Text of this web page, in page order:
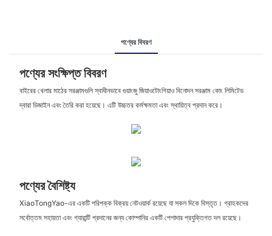
পণ্যের বিবরণ
পণ্যের সংক্ষিপ্ত বিবরণ
বাইরের খেলার মাঠের সরঞ্জামগুলি স্বাধীনভাবে গুয়াংজু জিয়াওটোংগিয়াও বিনোদন সরঞ্জাম কোং লিমিটেড
দ্বারা ডিজাইন এবং তৈরি করা হয়েছে। এটি উচ্চতর কর্মক্ষমতা এবং স্থায়িত্ব প্রদান করে।
পণ্যের বৈশিষ্ট্য
XiaoTongYao-এর একটি পরিপক্ক বিক্রয় নেটওয়ার্ক রয়েছে যা সকল দিকে বিস্তৃত। গ্রাহকদের
সর্বোত্তম সহায়তা এবং গ্যারান্টি প্রদানের জন্য কোম্পানির একটি পেশাদার প্রযুক্তিগত দল রয়েছে।